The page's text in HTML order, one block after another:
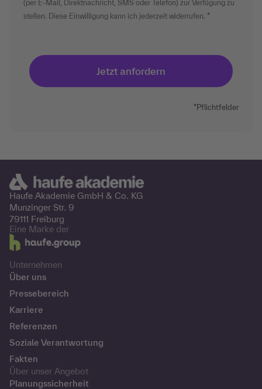
(per E-Mail, Direktnachricht, SMS oder Telefon) zur Verfügung zu
stellen. Diese Einwilligung kann ich jederzeit widerrufen.
*Pflichtfelder
Haufe Akademie GmbH & Co. KG
Munzinger Str. 9
79111 Freiburg
Eine Marke der
Unternehmen
Über uns
Pressebereich
Karriere
Referenzen
Soziale Verantwortung
Fakten
Über unser Angebot
Planungssicherheit